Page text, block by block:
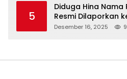
5
Diduga Hina Nama
Resmi Dilaporkan
Desember 16, 2025